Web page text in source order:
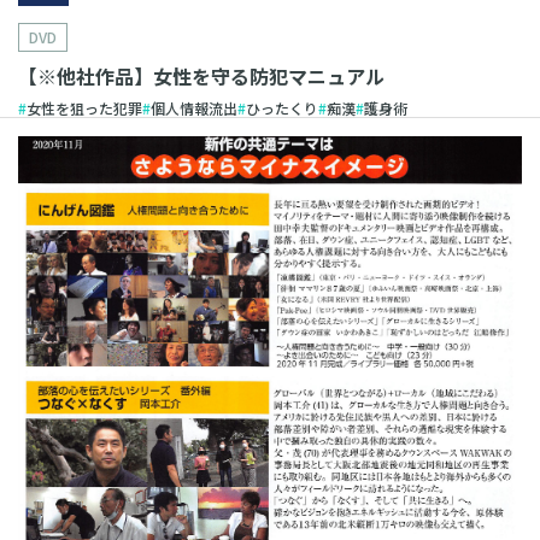
DVD
【※他社作品】女性を守る防犯マニュアル
女性を狙った犯罪 個人情報流出 ひったくり 痴漢 護身術